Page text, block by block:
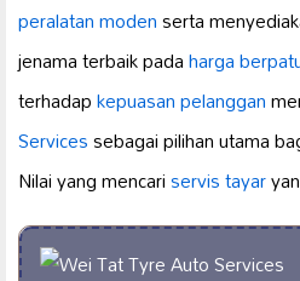
peralatan modenserta
jenama terbaik padaharga
terhadapkepuasan pelanggan
Servicessebagai pilihan utama
Nilai yang mencariservis tayar